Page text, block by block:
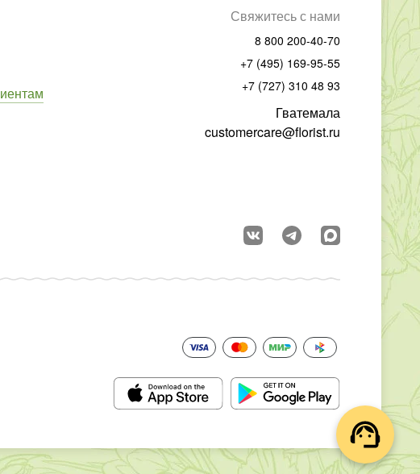
Свяжитесь с нами
8 800 200-40-70
+7 (495) 169-95-55
+7 (727) 310 48 93
Гватемала
customercare@florist.ru